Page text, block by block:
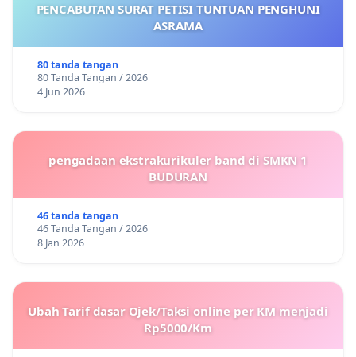
PENCABUTAN SURAT PETISI TUNTUAN PENGHUNI
ASRAMA
80 tanda tangan
80 Tanda Tangan / 2026
4 Jun 2026
pengadaan ekstrakurikuler band di SMKN 1
BUDURAN
46 tanda tangan
46 Tanda Tangan / 2026
8 Jan 2026
Ubah Tarif dasar Ojek/Taksi online per KM menjadi
Rp5000/Km